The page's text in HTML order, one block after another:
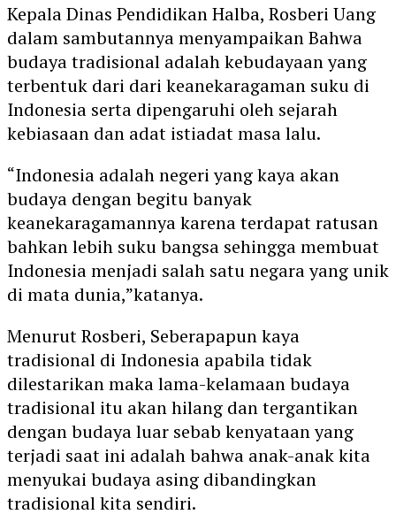
Kepala Dinas Pendidikan Halba, Rosberi Uang
dalam sambutannya menyampaikan Bahwa
budaya tradisional adalah kebudayaan yang
terbentuk dari dari keanekaragaman suku di
Indonesia serta dipengaruhi oleh sejarah
kebiasaan dan adat istiadat masa lalu.
“Indonesia adalah negeri yang kaya akan
budaya dengan begitu banyak
keanekaragamannya karena terdapat ratusan
bahkan lebih suku bangsa sehingga membuat
Indonesia menjadi salah satu negara yang unik
di mata dunia,”katanya.
Menurut Rosberi, Seberapapun kaya
tradisional di Indonesia apabila tidak
dilestarikan maka lama-kelamaan budaya
tradisional itu akan hilang dan tergantikan
dengan budaya luar sebab kenyataan yang
terjadi saat ini adalah bahwa anak-anak kita
menyukai budaya asing dibandingkan
tradisional kita sendiri.